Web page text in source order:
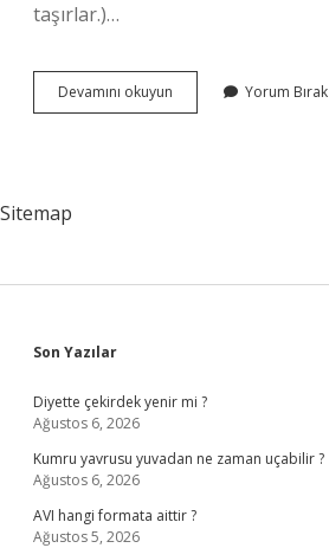
taşırlar.)…
Devamını okuyun
Damarın
Yorum Bırak
Sitemap
Sidebar
Son Yazılar
Diyette çekirdek yenir mi ?
Ağustos 6, 2026
Kumru yavrusu yuvadan ne zaman uçabilir ?
Ağustos 6, 2026
AVI hangi formata aittir ?
Ağustos 5, 2026